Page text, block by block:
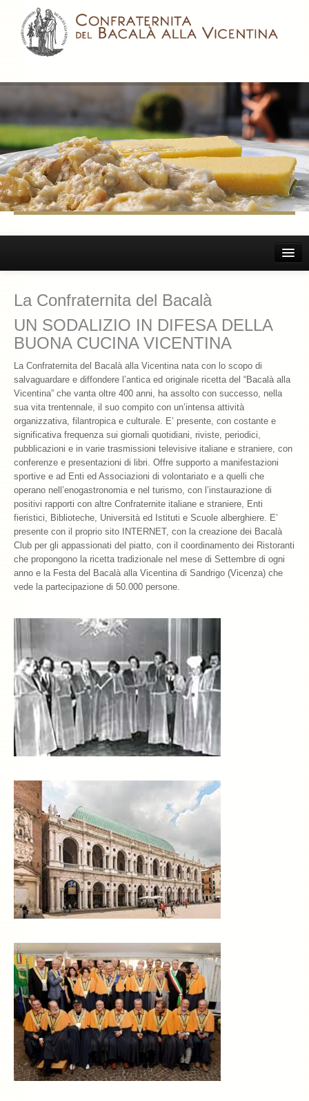
Il Bacalà Alla Vicentina
Chiamatemi Bacalà
Storia e Leggenda
La Confraternita
Archivio 2019
Archivio 2018
Archivio 2017
Archivio 2010-2016
Archivio Confraternita del Bacalà
Bacalà Club
I Ristoranti
Contatti
La Confraternita del Bacalà
UN SODALIZIO IN DIFESA DELLA
BUONA CUCINA VICENTINA
La Confraternita del Bacalà alla Vicentina nata con lo scopo di
salvaguardare e diffondere l’antica ed originale ricetta del “Bacalà alla
Vicentina” che vanta oltre 400 anni, ha assolto con successo, nella
sua vita trentennale, il suo compito con un’intensa attività
organizzativa, filantropica e culturale. E’ presente, con costante e
significativa frequenza sui giornali quotidiani, riviste, periodici,
pubblicazioni e in varie trasmissioni televisive italiane e straniere, con
conferenze e presentazioni di libri. Offre supporto a manifestazioni
sportive e ad Enti ed Associazioni di volontariato e a quelli che
operano nell’enogastronomia e nel turismo, con l’instaurazione di
positivi rapporti con altre Confraternite italiane e straniere, Enti
fieristici, Biblioteche, Università ed Istituti e Scuole alberghiere. E’
presente con il proprio sito INTERNET, con la creazione dei Bacalà
Club per gli appassionati del piatto, con il coordinamento dei Ristoranti
che propongono la ricetta tradizionale nel mese di Settembre di ogni
anno e la Festa del Bacalà alla Vicentina di Sandrigo (Vicenza) che
vede la partecipazione di 50.000 persone.